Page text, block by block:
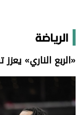
اقتصاد
التعليم والمعرفة
الرياضة
«الربع الناري»